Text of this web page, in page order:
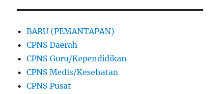
KUT
BARU (PEMANTAPAN)
CPNS Daerah
CPNS Guru/Kependidikan
CPNS Medis/Kesehatan
CPNS Pusat